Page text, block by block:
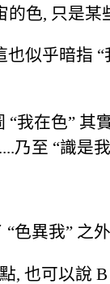
的色, 只是
也似乎暗指
我在色” 其
乃至 “識是
色異我” 之
, 也可以說